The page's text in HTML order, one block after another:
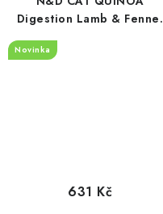
Digestion Lamb & Fennel
Novinka
631 Kč